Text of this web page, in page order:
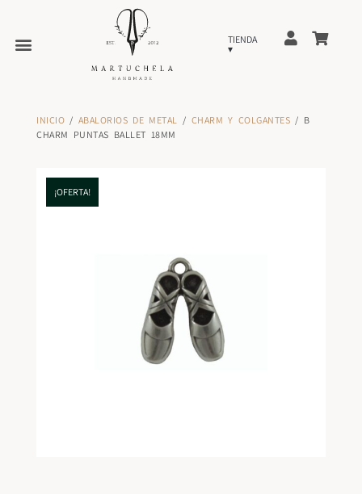
INICIO / ABALORIOS DE METAL / CHARM Y COLGANTES / B
CHARM PUNTAS BALLET 18MM
¡OFERTA!
¡OFERTA!